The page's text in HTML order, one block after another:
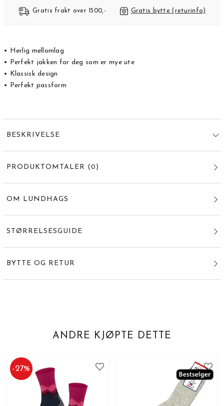
Gratis frakt over 1500,- Gratis bytte (returinfo)
• Herlig mellomlag
• Perfekt jakken for deg som er mye ute
• Klassisk design
• Perfekt passform
BESKRIVELSE
PRODUKTOMTALER (0 )
OM LUNDHAGS
STØRRELSESGUIDE
BYTTE OG RETUR
ANDRE KJØPTE DETTE
-27%